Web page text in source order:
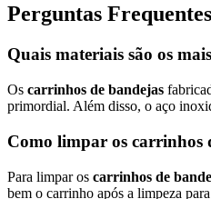
Perguntas
Quais materiais são os
Os carrinhos de bandejas
primordial. Além disso, o aço
Como limpar os carrinhos
Para limpar os carrinhos de
bem o carrinho após a limpeza